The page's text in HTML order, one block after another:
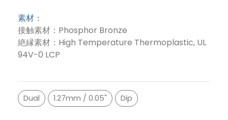
素材：
接触素材：Phosphor Bronze
絶縁素材：High Temperature Thermoplastic, UL
94V-0 LCP
Dual 1.27mm / 0.05" Dip